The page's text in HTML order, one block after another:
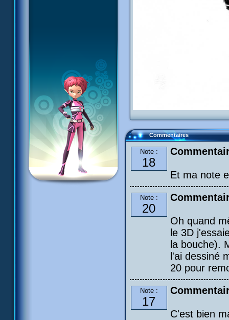
Commentaires
Note :
18
Et ma note
Note :
20
Oh quand
le 3D
la bouche).
l'ai dessiné
20 pour
Note :
17
C'est bien